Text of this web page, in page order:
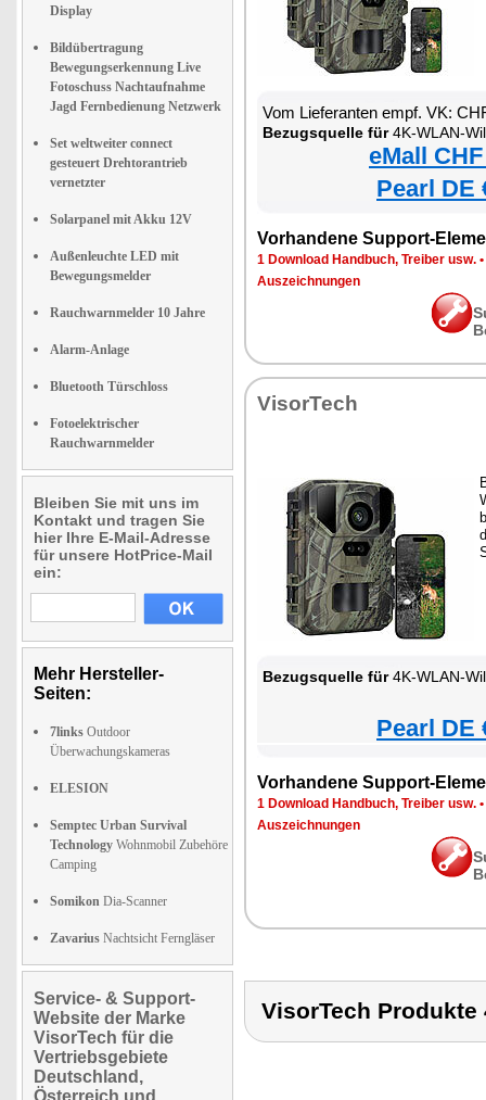
Display
Bildübertragung
Bewegungserkennung Live
Fotoschuss Nachtaufnahme
Jagd Fernbedienung Netzwerk
Set weltweiter connect
gesteuert Drehtorantrieb
vernetzter
Solarpanel mit Akku 12V
Außenleuchte LED mit
Bewegungsmelder
Rauchwarnmelder 10 Jahre
Alarm-Anlage
Bluetooth Türschloss
Fotoelektrischer
Rauchwarnmelder
Bleiben Sie mit uns im
Kontakt und tragen Sie
hier Ihre E-Mail-Adresse
für unsere HotPrice-Mail
ein:
Mehr Hersteller-
Seiten:
7links Outdoor
Überwachungskameras
ELESION
Semptec Urban Survival
Technology Wohnmobil Zubehöre
Camping
Somikon Dia-Scanner
Zavarius Nachtsicht Ferngläser
Service- & Support-
Website der Marke
VisorTech für die
Vertriebsgebiete
Deutschland,
Österreich und
Vom Lieferanten empf. VK:
Bezugsquelle für4K-WLAN-
eMall
Pearl DE
Vorhandene Support-
1 Download Handbuch, Treiber usw. •
Auszeichnungen
VisorTech
Bezugsquelle für4K-WLAN-
Pearl DE
Vorhandene Support-
1 Download Handbuch, Treiber usw. •
Auszeichnungen
VisorTech Produkte